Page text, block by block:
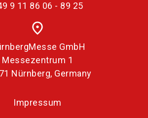
9 11 86 06 - 89 25
place
GmbH
Messezentrum 1
Nürnberg, Germany
Impressum